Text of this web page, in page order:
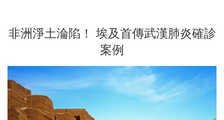
非洲淨土淪陷！ 埃及首傳武漢肺炎確診
案例